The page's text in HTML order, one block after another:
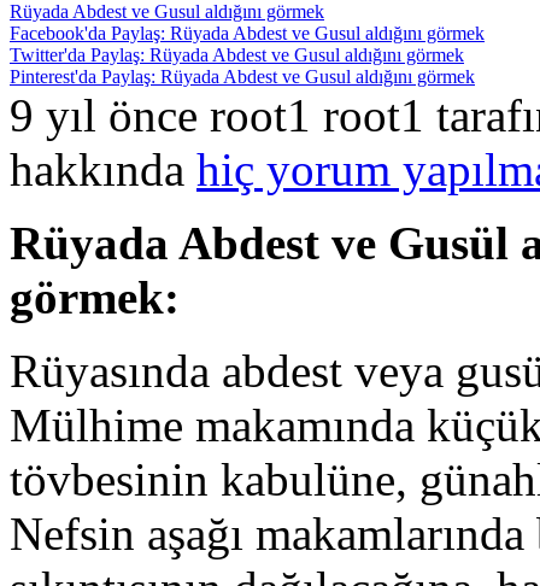
Rüyada Abdest ve Gusul aldığını görmek
Facebook'da Paylaş: Rüyada Abdest ve Gusul aldığını görmek
Twitter'da Paylaş: Rüyada Abdest ve Gusul aldığını görmek
Pinterest'da Paylaş: Rüyada Abdest ve Gusul aldığını görmek
9 yıl önce root1 root1
hakkında hiç yorum
Rüyada Abdest ve Gusül
görmek:
Rüyasında abdest veya
Mülhime makamında
tövbesinin kabulüne,
Nefsin aşağı